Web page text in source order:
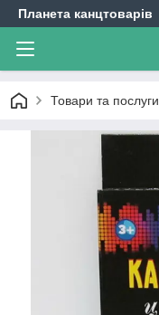
Планета канцтоварів
Товари та послуги